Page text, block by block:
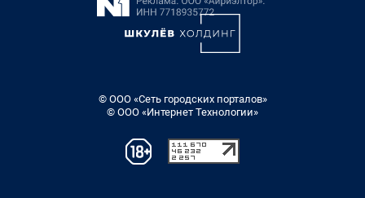
© ООО «Сеть городских порталов»
© ООО «Интернет Технологии»